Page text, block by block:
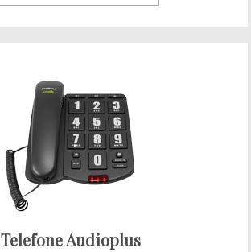
Telefone Audioplus